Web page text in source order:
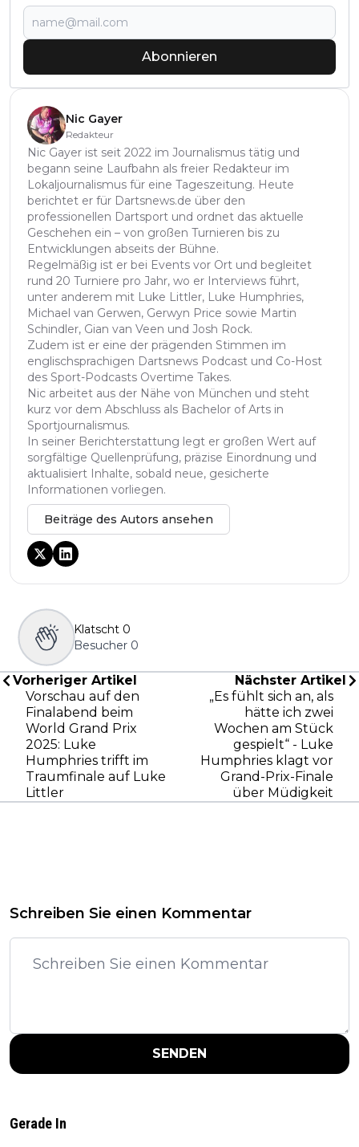
Abonnieren
Nic Gayer
Redakteur
Nic Gayer ist seit 2022 im Journalismus tätig und
begann seine Laufbahn als freier Redakteur im
Lokaljournalismus für eine Tageszeitung. Heute
berichtet er für Dartsnews.de über den
professionellen Dartsport und ordnet das aktuelle
Geschehen ein – von großen Turnieren bis zu
Entwicklungen abseits der Bühne.
Regelmäßig ist er bei Events vor Ort und begleitet
rund 20 Turniere pro Jahr, wo er Interviews führt,
unter anderem mit Luke Littler, Luke Humphries,
Michael van Gerwen, Gerwyn Price sowie Martin
Schindler, Gian van Veen und Josh Rock.
Zudem ist er eine der prägenden Stimmen im
englischsprachigen Dartsnews Podcast und Co-Host
des Sport-Podcasts Overtime Takes.
Nic arbeitet aus der Nähe von München und steht
kurz vor dem Abschluss als Bachelor of Arts in
Sportjournalismus.
In seiner Berichterstattung legt er großen Wert auf
sorgfältige Quellenprüfung, präzise Einordnung und
aktualisiert Inhalte, sobald neue, gesicherte
Informationen vorliegen.
Beiträge des Autors ansehen
Klatscht 0
Besucher 0
Vorheriger Artikel
Vorschau auf den
Finalabend beim
World Grand Prix
2025: Luke
Humphries trifft im
Traumfinale auf Luke
Littler
Nächster Artikel
„Es fühlt sich an, als
hätte ich zwei
Wochen am Stück
gespielt“ - Luke
Humphries klagt vor
Grand-Prix-Finale
über Müdigkeit
Schreiben Sie einen Kommentar
SENDEN
Gerade In